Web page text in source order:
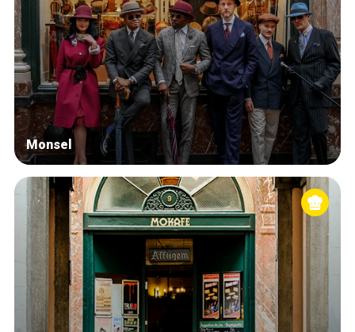
Monsel